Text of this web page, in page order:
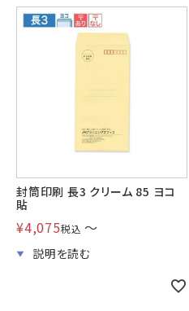
封筒印刷 長3 クリーム 85 ヨコ
貼
¥4,075税込 〜